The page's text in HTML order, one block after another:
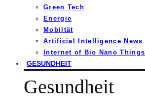
Green Tech
Energie
Mobiltät
Artificial Intelligence News
Internet of Bio Nano Things
GESUNDHEIT
Gesundheit